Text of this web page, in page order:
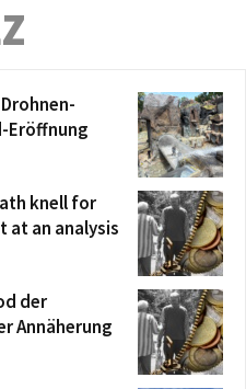
Eröffnung
knell for
at an analysis
der
Annäherung